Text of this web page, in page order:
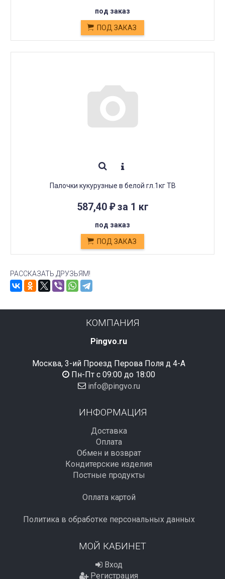
под заказ
ПОД ЗАКАЗ
Палочки кукурузные в белой гл.1кг ТВ
587,40 ₽за 1 кг
под заказ
ПОД ЗАКАЗ
РАССКАЗАТЬ ДРУЗЬЯМ!
КОМПАНИЯ
Pingvo.ru
Москва, 3-ий Проезд Перова Поля д 4-А
Пн-Пт с 09:00 до 18:00
info@pingvo.ru
ИНФОРМАЦИЯ
Доставка
Оплата
Обмен и возврат
Кондитерские изделия
Постные продукты
Оплата картой
Политика в обработке персональных данных
МОЙ КАБИНЕТ
Вход
Регистрация